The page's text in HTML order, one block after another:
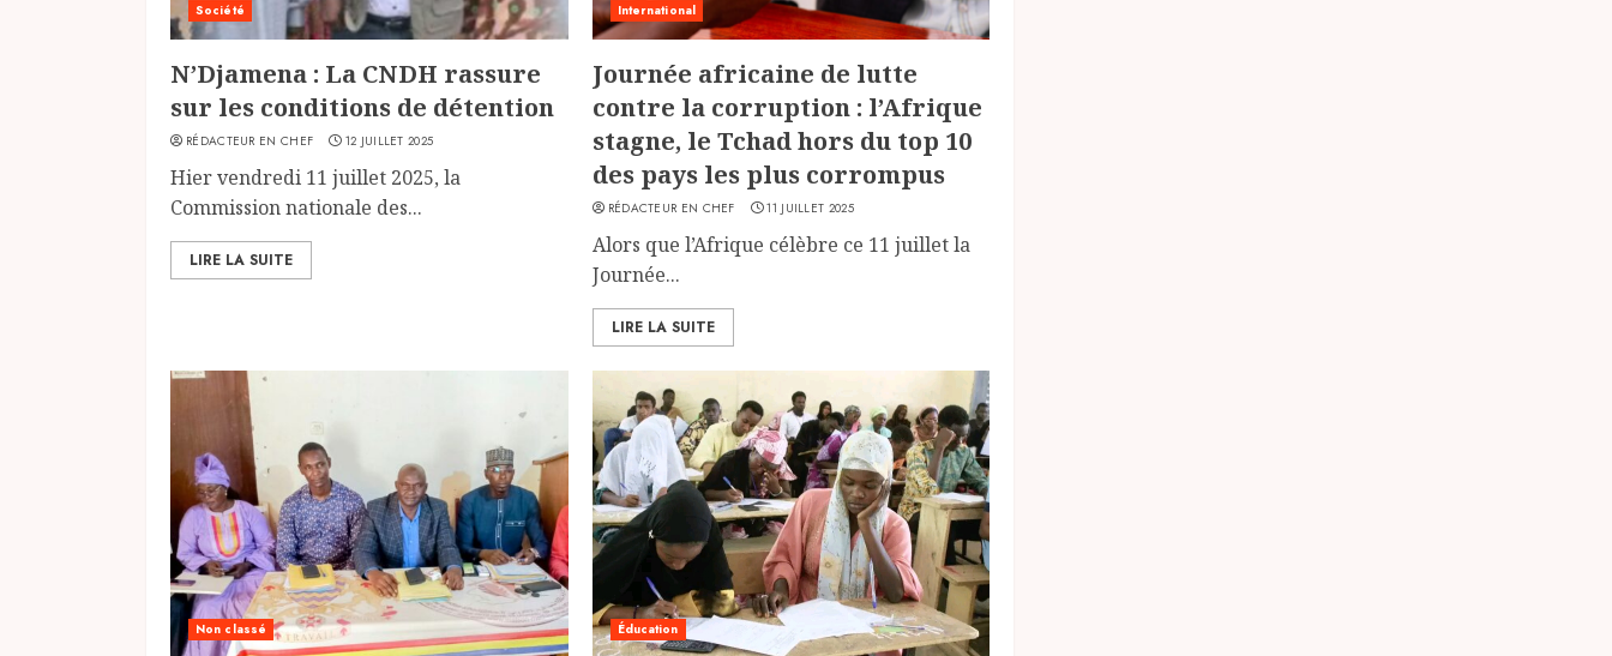
Société
N’Djamena : La CNDH rassure
sur les conditions de détention
RÉDACTEUR EN CHEF 12 JUILLET 2025
Hier vendredi 11 juillet 2025, la
Commission nationale des...
LIRE LA SUITE
International
Journée africaine de lutte
contre la corruption : l’Afrique
stagne, le Tchad hors du top 10
des pays les plus corrompus
RÉDACTEUR EN CHEF 11 JUILLET 2025
Alors que l’Afrique célèbre ce 11 juillet la
Journée...
LIRE LA SUITE
Non classé Éducation